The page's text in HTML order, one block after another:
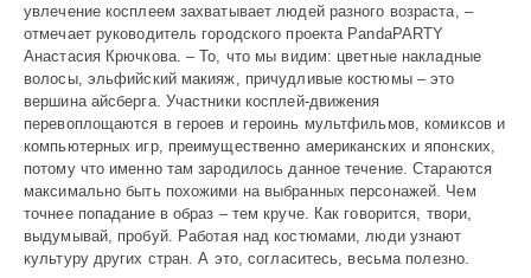
увлечение косплеем захватывает людей разного возраста, –
отмечает руководитель городского проекта PandaPARTY
Анастасия Крючкова. – То, что мы видим: цветные накладные
волосы, эльфийский макияж, причудливые костюмы – это
вершина айсберга. Участники косплей-движения
перевоплощаются в героев и героинь мультфильмов, комиксов и
компьютерных игр, преимущественно американских и японских,
потому что именно там зародилось данное течение. Стараются
максимально быть похожими на выбранных персонажей. Чем
точнее попадание в образ – тем круче. Как говорится, твори,
выдумывай, пробуй. Работая над костюмами, люди узнают
культуру других стран. А это, согласитесь, весьма полезно.